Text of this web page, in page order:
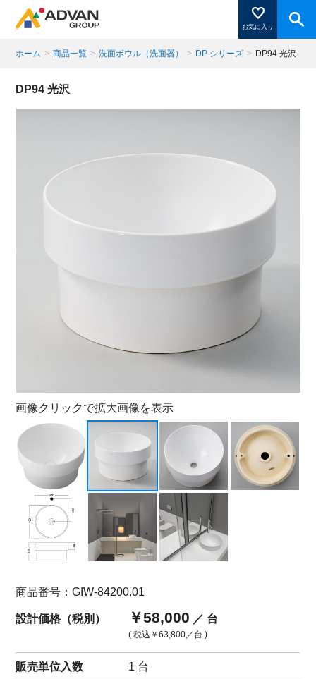
お気に入り
商品ページにある「お気に入り登録」を押すと登録した
商品がここに表示されます。
ホーム > 商品一覧 > 洗面ボウル（洗面器） > DP シリーズ > DP94 光沢
DP94 光沢
画像クリックで拡大画像を表示
商品番号：GIW-84200.01
設計価格（税別） ￥58,000 ／ 台
( 税込 ￥63,800 ／台 )
販売単位入数 1 台